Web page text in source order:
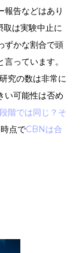
報告などはあり
は実験中止に
ずかな割合で頭
っています。
究の数は非常に
い可能性は否め
階では同じ？そ
点でCBNは合